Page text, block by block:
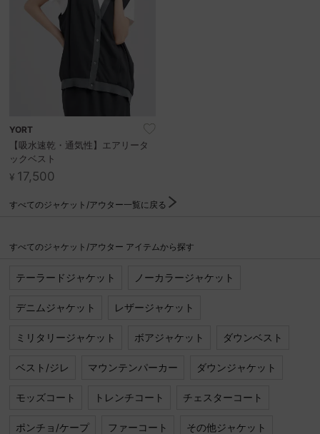
NEWS
ブランド一覧
サイズガイド
ご利用ガイド/ヘルプ
YORT
【吸水速乾・通気性】エアリータ
ックベスト
¥17,500
すべてのジャケット/アウター一覧に戻る
すべてのジャケット/アウター アイテムから探す
テーラードジャケット ノーカラージャケット
デニムジャケット レザージャケット
ミリタリージャケット ボアジャケット ダウンベスト
ベスト/ジレ マウンテンパーカー ダウンジャケット
モッズコート トレンチコート チェスターコート
ポンチョ/ケープ ファーコート その他ジャケット